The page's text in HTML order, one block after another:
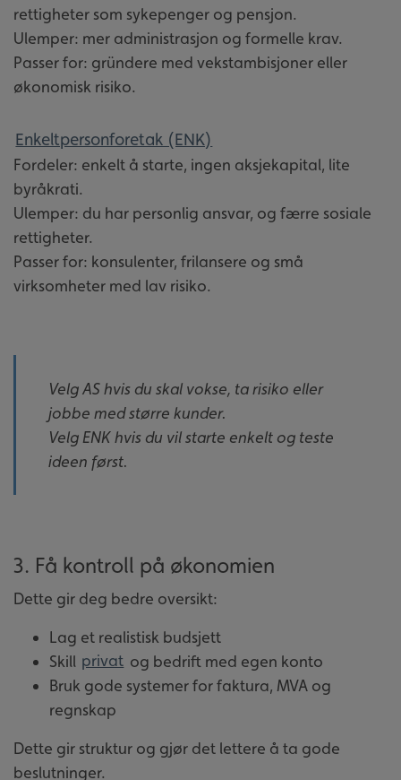
rettigheter som sykepenger og pensjon.
Ulemper: mer administrasjon og formelle krav.
Passer for: gründere med vekstambisjoner eller
økonomisk risiko.
Enkeltpersonforetak (ENK)
Fordeler: enkelt å starte, ingen aksjekapital, lite
byråkrati.
Ulemper: du har personlig ansvar, og færre sosiale
rettigheter.
Passer for: konsulenter, frilansere og små
virksomheter med lav risiko.
Velg AS hvis du skal vokse, ta risiko eller
jobbe med større kunder.
Velg ENK hvis du vil starte enkelt og teste
ideen først.
3. Få kontroll på økonomien
Dette gir deg bedre oversikt:
Lag et realistisk budsjett
Skill privat og bedrift med egen konto
Bruk gode systemer for faktura, MVA og
regnskap
Dette gir struktur og gjør det lettere å ta gode
beslutninger.